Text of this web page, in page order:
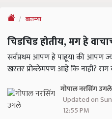
बातम्या
चिडचिड होतीय, मग हे
सर्वप्रथम आपण हे पाहूया की आपण
खरतर प्रोब्लेमपण आहे कि नाही? राग
गोपाल नरसिंग उगले
Updated on
12:55 PM